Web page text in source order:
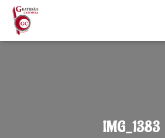
IMG_1383